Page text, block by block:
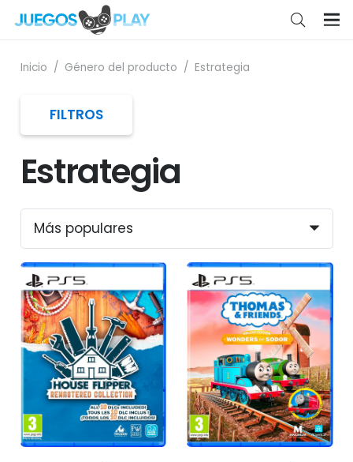
Inicio / Género del producto / Estrategia
Estrategia
FILTROS